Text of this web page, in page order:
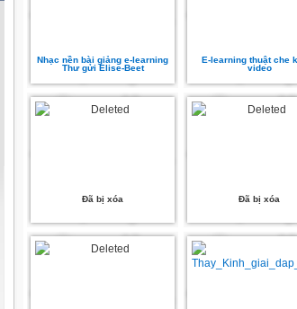
Nhạc nền bài giảng e-learning
Thư gửi Elise-Beet
E-learning thuật che
video
Đã bị xóa Đã bị xóa